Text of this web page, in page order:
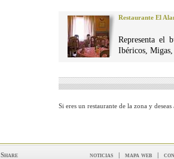
Restaurante El
Representa el
Ibéricos, Migas,
Si eres un restaurante de la zona y
noticias | mapa web |